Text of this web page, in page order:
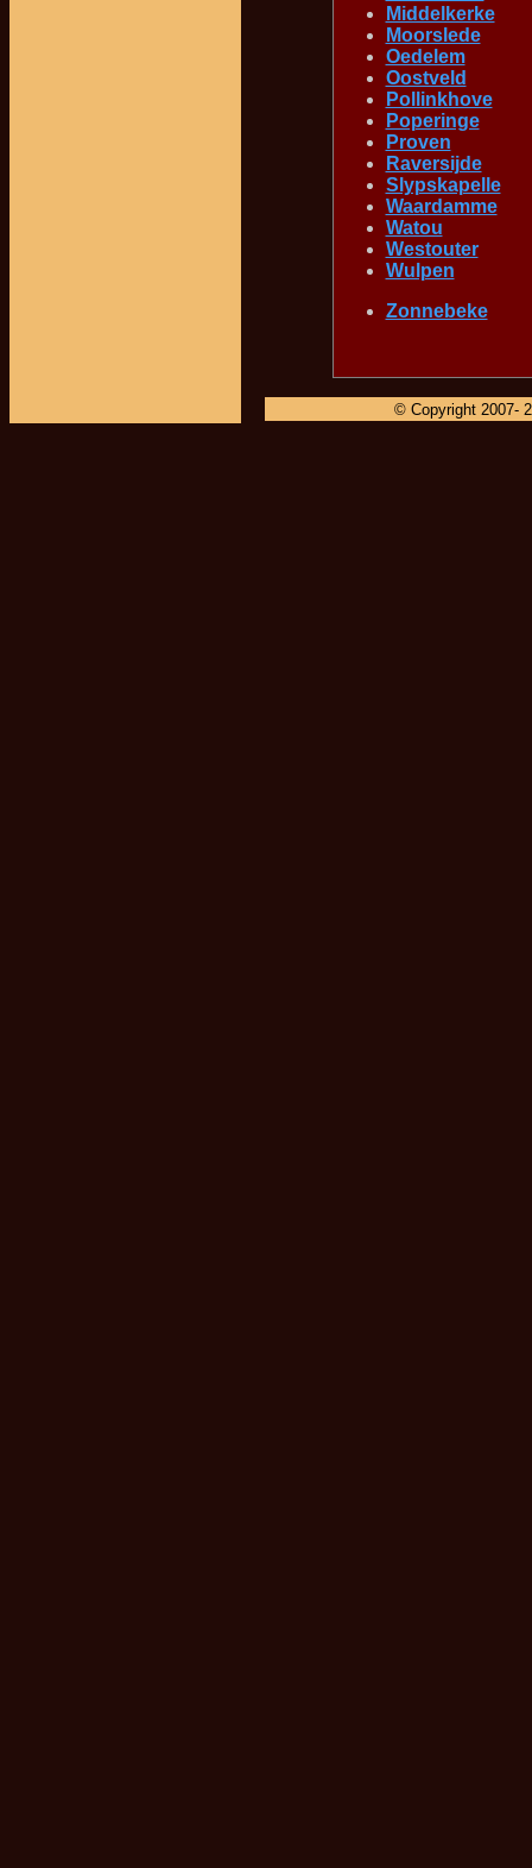
Middelkerke
Moorslede
Oedelem
Oostveld
Pollinkhove
Poperinge
Proven
Raversijde
Slypskapelle
Waardamme
Watou
Westouter
Wulpen
Zonnebeke
© Copyright 2007-